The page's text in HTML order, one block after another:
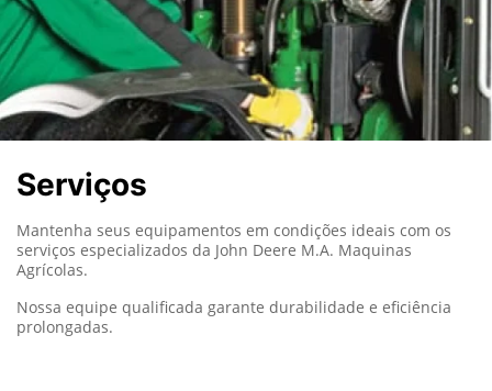
Serviços
Mantenha seus equipamentos em condições ideais com os
serviços especializados da John Deere M.A. Maquinas
Agrícolas.
Nossa equipe qualificada garante durabilidade e eficiência
prolongadas.